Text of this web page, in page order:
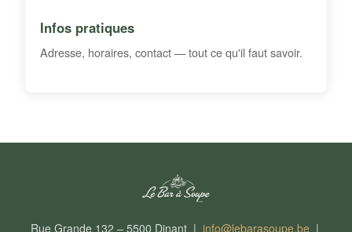
Infos pratiques
Adresse, horaires, contact — tout ce qu'il faut savoir.
Rue Grande 132 – 5500 Dinant | info@lebarasoupe.be|